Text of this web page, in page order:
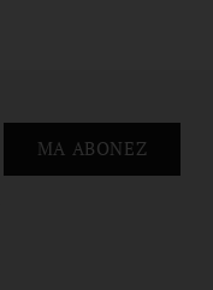
MA ABONEZ